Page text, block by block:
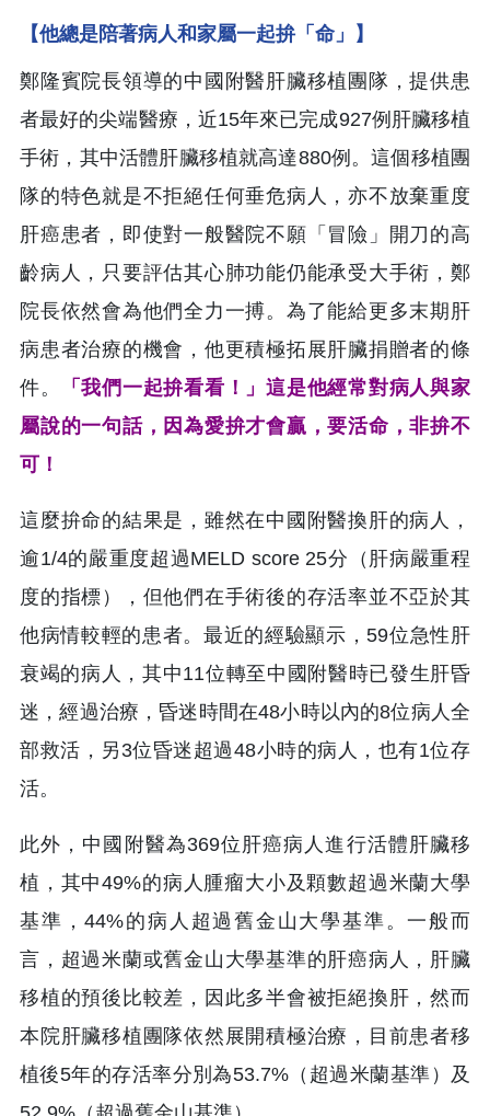
【他總是陪著病人和家屬一起拚「命」】
鄭隆賓院長領導的中國附醫肝臟移植團隊，提供患
者最好的尖端醫療，近15年來已完成927例肝臟移植
手術，其中活體肝臟移植就高達880例。這個移植團
隊的特色就是不拒絕任何垂危病人，亦不放棄重度
肝癌患者，即使對一般醫院不願「冒險」開刀的高
齡病人，只要評估其心肺功能仍能承受大手術，鄭
院長依然會為他們全力一搏。為了能給更多末期肝
病患者治療的機會，他更積極拓展肝臟捐贈者的條
件。
「我們一起拚看看！」這是他經常對病人與家
屬說的一句話，因為愛拚才會贏，要活命，非拚不
可！
這麼拚命的結果是，雖然在中國附醫換肝的病人，
逾1/4的嚴重度超過MELD score 25分（肝病嚴重程
度的指標），但他們在手術後的存活率並不亞於其
他病情較輕的患者。最近的經驗顯示，59位急性肝
衰竭的病人，其中11位轉至中國附醫時已發生肝昏
迷，經過治療，昏迷時間在48小時以內的8位病人全
部救活，另3位昏迷超過48小時的病人，也有1位存
活。
此外，中國附醫為369位肝癌病人進行活體肝臟移
植，其中49%的病人腫瘤大小及顆數超過米蘭大學
基準，44%的病人超過舊金山大學基準。一般而
言，超過米蘭或舊金山大學基準的肝癌病人，肝臟
移植的預後比較差，因此多半會被拒絕換肝，然而
本院肝臟移植團隊依然展開積極治療，目前患者移
植後5年的存活率分別為53.7%（超過米蘭基準）及